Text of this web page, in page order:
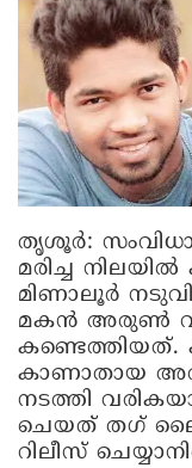
തൃശൂര്‍:
മരിച്ച
മിണാലൂര്‍
മകന്‍ അരുണ്‍
കണ്ടെത്തിയത്.
കാണാതായ
നടത്തി
ചെയത് തഗ്
റിലീസ്